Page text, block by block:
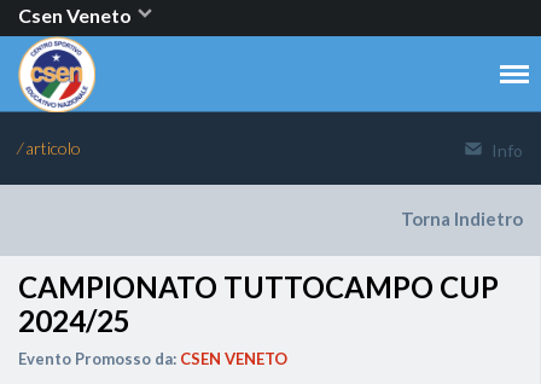
Csen Veneto
⁄ articolo Info
Torna Indietro
CAMPIONATO TUTTOCAMPO CUP
2024/25
Evento Promosso da: CSEN VENETO